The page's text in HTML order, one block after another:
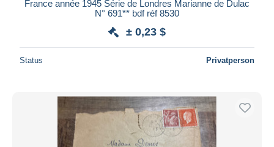
France année 1945 Série de Londres Marianne de Dulac
N° 691** bdf réf 8530
± 0,23 $
Status Privatperson